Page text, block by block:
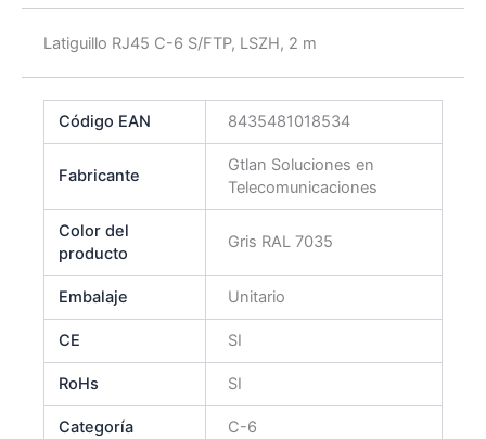
Latiguillo RJ45 C-6 S/FTP, LSZH, 2 m
Código EAN 8435481018534
Fabricante
Gtlan Soluciones en
Telecomunicaciones
Color del
producto
Gris RAL 7035
Embalaje Unitario
CE SI
RoHs SI
Categoría C-6